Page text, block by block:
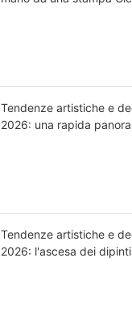
Tendenze artistiche e
2026: una rapida
Tendenze artistiche e
2026: l'ascesa dei